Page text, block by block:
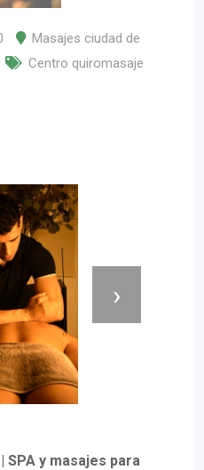
Masajes ciudad de
Centro quiromasaje
›
| SPA y masajes para